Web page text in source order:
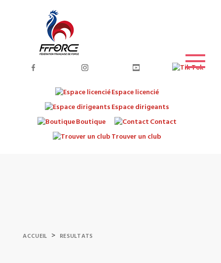
Espace licencié
Espace dirigeants
Boutique
Contact
Trouver un club
ACCUEIL > RESULTATS